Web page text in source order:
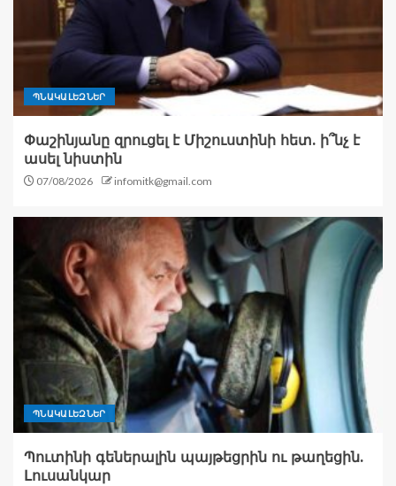
ՊՆԱԿԱԼԵԶՆԵՐ
Փաշինյանը զրուցել է Միշուստինի հետ. ի՞նչ է
ասել նիստին
07/08/2026 infomitk@gmail.com
ՊՆԱԿԱԼԵԶՆԵՐ
Պուտինի գեներալին պայթեցրին ու թաղեցին.
Լուսանկար